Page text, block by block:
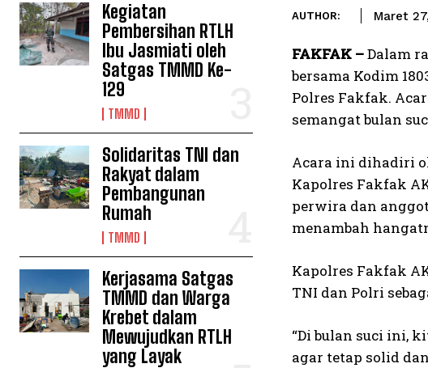
Kegiatan
Pembersihan RTLH
Ibu Jasmiati oleh
Satgas TMMD Ke-
129
TMMD
Solidaritas TNI dan
Rakyat dalam
Pembangunan
Rumah
TMMD
Kerjasama Satgas
TMMD dan Warga
Krebet dalam
Mewujudkan RTLH
yang Layak
AUTHOR: Maret
FAKFAK –Dalam
bersama Kodim
Polres Fakfak.
semangat bulan
Acara ini dihadiri
Kapolres Fakfak
perwira dan
menambah
Kapolres Fakfak
TNI dan Polri
“Di bulan suci ini,
agar tetap solid